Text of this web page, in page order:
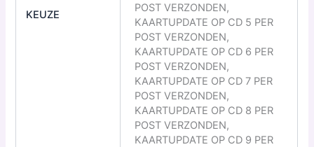
KEUZE
POST VERZONDEN,
KAARTUPDATE OP CD 5 PER
POST VERZONDEN,
KAARTUPDATE OP CD 6 PER
POST VERZONDEN,
KAARTUPDATE OP CD 7 PER
POST VERZONDEN,
KAARTUPDATE OP CD 8 PER
POST VERZONDEN,
KAARTUPDATE OP CD 9 PER